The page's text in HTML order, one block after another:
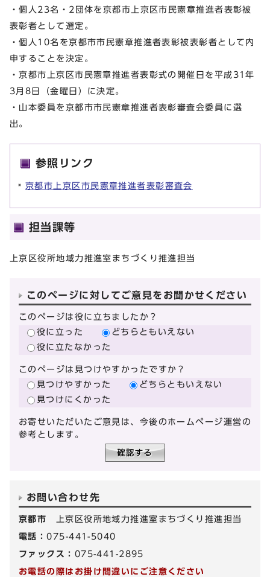
・個人23名・2団体を京都市上京区市民憲章推進者表彰被
表彰者として選定。
・個人10名を京都市市民憲章推進者表彰被表彰者として内
申することを決定。
・京都市上京区市民憲章推進者表彰式の開催日を平成31年
3月8日（金曜日）に決定。
・山本委員を京都市市民憲章推進者表彰審査会委員に選
出。
参照リンク
京都市上京区市民憲章推進者表彰審査会
担当課等
上京区役所地域力推進室まちづくり推進担当
このページに対してご意見をお聞かせください
このページは役に立ちましたか？
役に立った
どちらともいえない
役に立たなかった
このページは見つけやすかったですか？
見つけやすかった
どちらともいえない
見つけにくかった
お寄せいただいたご意見は、今後のホームページ運営の
参考とします。
お問い合わせ先
京都市
上京区役所地域力推進室まちづくり推進担当
電話：075-441-5040
ファックス： 075-441-2895
お電話の際はお掛け間違いにご注意ください